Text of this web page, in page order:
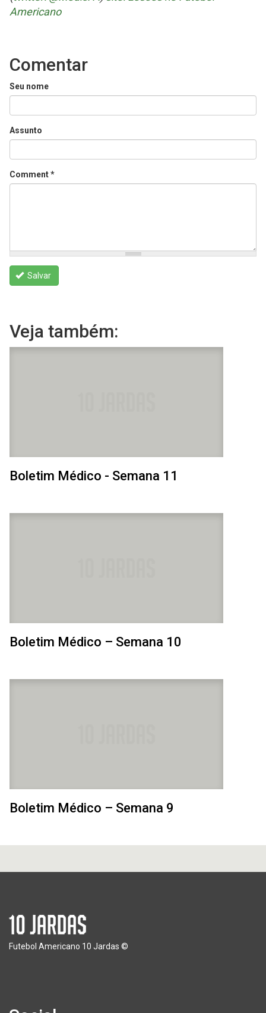
Americano
Comentar
Seu nome
Assunto
Comment*
Salvar
Veja também:
Boletim Médico - Semana 11
Boletim Médico – Semana 10
Boletim Médico – Semana 9
Futebol Americano 10 Jardas ©